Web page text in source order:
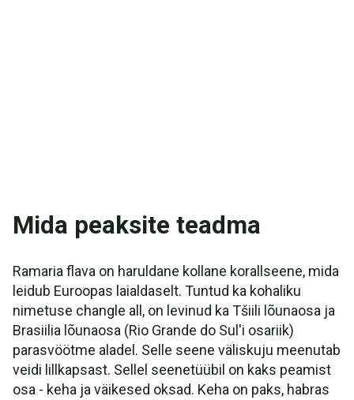
Mida peaksite teadma
Ramaria flava on haruldane kollane korallseene, mida
leidub Euroopas laialdaselt. Tuntud ka kohaliku
nimetuse changle all, on levinud ka Tšiili lõunaosa ja
Brasiilia lõunaosa (Rio Grande do Sul'i osariik)
parasvöötme aladel. Selle seene väliskuju meenutab
veidi lillkapsast. Sellel seenetüübil on kaks peamist
osa - keha ja väikesed oksad. Keha on paks, habras